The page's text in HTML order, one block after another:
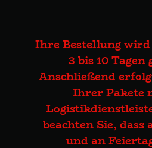
Ihre Bestellung
3 bis 10
Anschließend
Ihrer Pakete
beachten Sie, dass
und an